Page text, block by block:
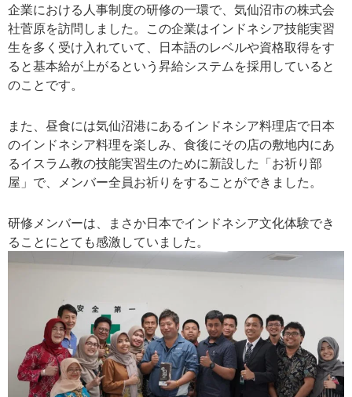
企業における人事制度の研修の一環で、気仙沼市の株式会
社菅原を訪問しました。この企業はインドネシア技能実習
生を多く受け入れていて、日本語のレベルや資格取得をす
ると基本給が上がるという昇給システムを採用していると
のことです。
また、昼食には気仙沼港にあるインドネシア料理店で日本
のインドネシア料理を楽しみ、食後にその店の敷地内にあ
るイスラム教の技能実習生のために新設した「お祈り部
屋」で、メンバー全員お祈りをすることができました。
研修メンバーは、まさか日本でインドネシア文化体験でき
ることにとても感激していました。